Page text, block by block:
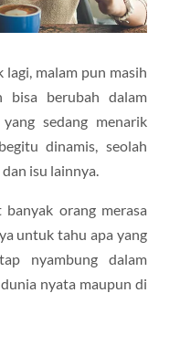
lagi, malam pun masih
bisa berubah dalam
yang sedang menarik
dinamis, seolah
isu lainnya.
orang merasa
untuk tahu apa yang
nyambung dalam
nyata maupun di